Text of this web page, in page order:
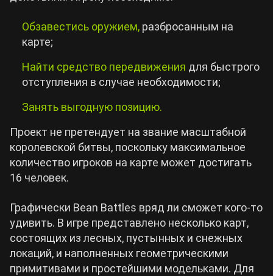
Обзавестись оружием, разбросанным на
карте;
Найти средство передвижения для быстрого
отступления в случае необходимости;
Занять выгодную позицию.
Проект не претендует на звание масштабной
королевской битвы, поскольку максимальное
количество игроков на карте может достигать
16 человек.
Графически Bean Battles вряд ли сможет кого-то
удивить. В игре представлено несколько карт,
состоящих из лесных, пустынных и снежных
локаций, и наполненных геометрическими
примитивами и простейшими модельками. Для